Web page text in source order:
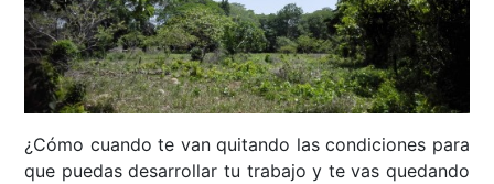
¿Cómo cuando te van quitando las condiciones para
que puedas desarrollar tu trabajo y te vas quedando